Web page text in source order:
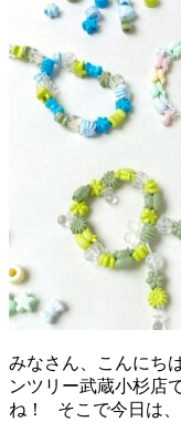
みなさん、こんにち
ンツリー武蔵小杉店
ね！ そこで今日は